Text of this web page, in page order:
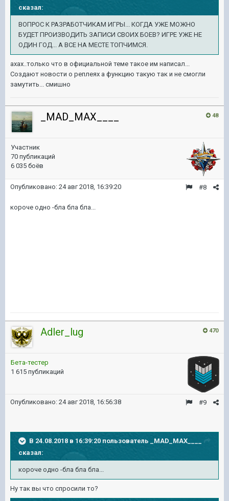
сказал:
ВОПРОС К РАЗРАБОТЧИКАМ ИГРЫ... КОГДА УЖЕ МОЖНО
БУДЕТ ПРОИЗВОДИТЬ ЗАПИСИ СВОИХ БОЕВ? ИГРЕ УЖЕ НЕ
ОДИН ГОД... А ВСЕ НА МЕСТЕ ТОПЧИМСЯ.
ахах..только что в официальной теме такое им написал...
Создают новости о реплеях а функцию такую так и не смогли
замутить... смишно
48
_MAD_MAX____
Участник
70 публикаций
6 035 боёв
#8
Опубликовано: 24 авг 2018, 16:39:20
короче одно -бла бла бла...
470
Adler_lug
Бета-тестер
1 615 публикаций
#9
Опубликовано: 24 авг 2018, 16:56:38
В 24.08.2018 в 16:39:20 пользователь
_MAD_MAX____
сказал:
короче одно -бла бла бла...
Ну так вы что спросили то?